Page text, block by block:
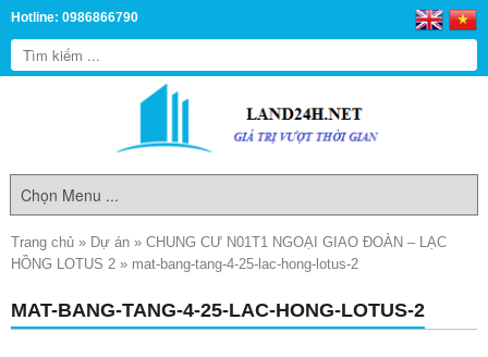
Hotline: 0986866790
Trang chủ » Dự án » CHUNG CƯ N01T1 NGOẠI GIAO ĐOÀN – LẠC
HỒNG LOTUS 2 » mat-bang-tang-4-25-lac-hong-lotus-2
MAT-BANG-TANG-4-25-LAC-HONG-LOTUS-2